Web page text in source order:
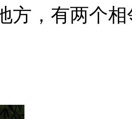
方，有两个相